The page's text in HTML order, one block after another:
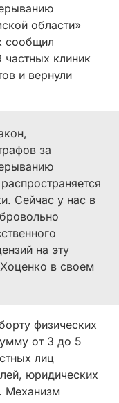
области»
сообщил
частных клиник
и вернули
за
Сейчас у нас в
на эту
в своем
физических
от 3 до 5
лиц
юридических
Механизм